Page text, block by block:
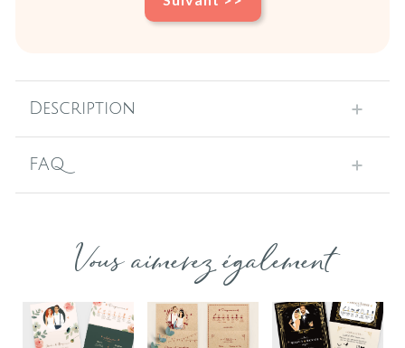
Description
FAQ
Vous aimerez également